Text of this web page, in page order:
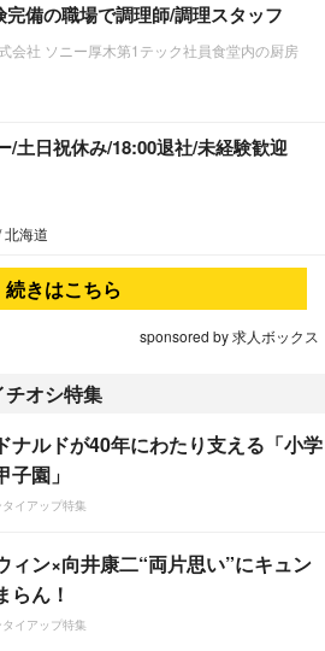
備の職場で調理師/調理スタッフ
会社 ソニー厚木第1テック社員食堂内の厨房
/土日祝休み/18:00退社/未経験歓迎
北海道
続きはこちら
sponsored by 求人ボックス
オシ特集
ナルドが40年にわたり支える「小学
子園」
イアップ特集
ィン×向井康二“両片思い”にキュン
らん！
イアップ特集